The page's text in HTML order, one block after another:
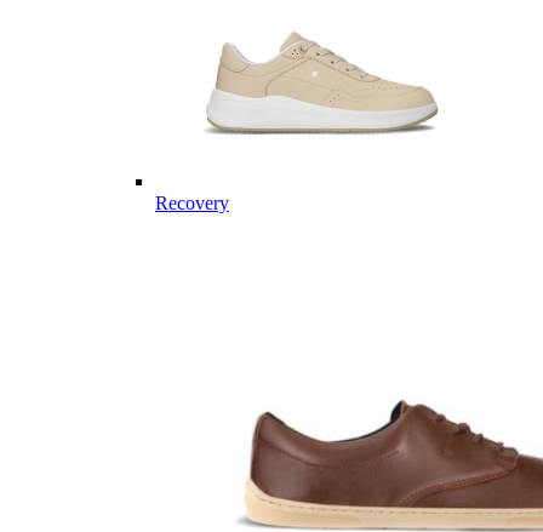
Recovery